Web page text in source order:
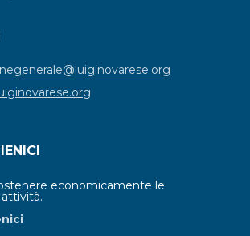
economicamente le